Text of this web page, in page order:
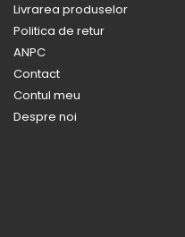
Livrarea produselor
Politica de retur
ANPC
Contact
Contul meu
Despre noi